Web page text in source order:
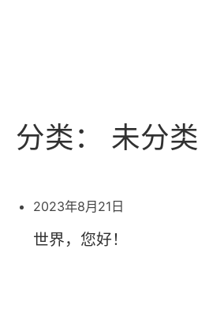
分类： 未分类
2023年8月21日
世界，您好！